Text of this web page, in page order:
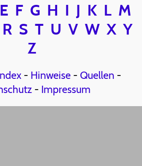
E F G H I J K L M
R S T U V W X Y
Z
- Hinweise- Quellen -
- Impressum